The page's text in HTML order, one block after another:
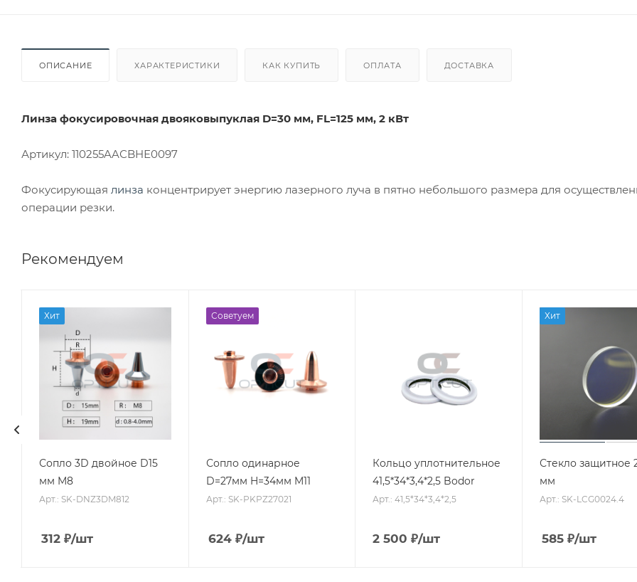
ОПИСАНИЕ ХАРАКТЕРИСТИКИ КАК КУПИТЬ ОПЛАТА ДОСТАВКА
Линза фокусировочная двояковыпуклая D=30 мм, FL=125 мм, 2 кВт
Артикул: 110255AAСBHЕ0097
Фокусирующая линза концентрирует энергию лазерного луча в пятно небольшого размера для
операции резки.
Рекомендуем
Хит
Сопло 3D двойное D15
мм M8
Арт.: SK-DNZ3DM812
312₽/шт
Советуем
Сопло одинарное
D=27мм H=34мм M11
Арт.: SK-PKPZ27021
624₽/шт
Кольцо уплотнительное
41,5*34*3,4*2,5 Bodor
Арт.: 41,5*34*3,4*2,5
2 500 ₽/шт
Хит
Стекло защитное
мм
Арт.: SK-LCG0024.4
585 ₽/шт